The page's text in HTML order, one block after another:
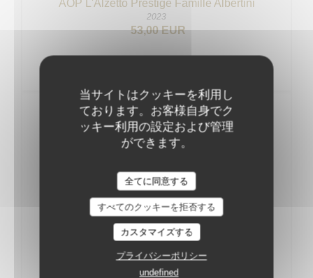
当サイトはクッキーを利用し
ております。お客様自身でク
ッキー利用の設定および管理
ができます。
全てに同意する
すべてのクッキーを拒否する
カスタマイズする
プライバシーポリシー
undefined
AOP L'Alzetto Prestige Famille Albertini
2023
53,00 EUR
Vins Rouges
AOC Pinot Noir Thierry et Pascale Matrot
2022
54,00 EUR
AOC MarangesThierry et Pascale Matrot
2023